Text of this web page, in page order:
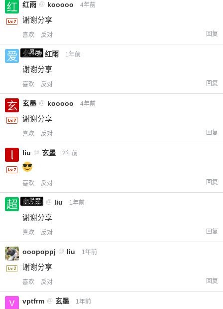
红雨 @ kooooo 4年前
谢谢分享
喜欢 反对 回复
小黑屋
爱X @ 红雨 1年前
谢谢分享
喜欢 反对 回复
玄墨 @ kooooo 4年前
谢谢分享
喜欢 反对 回复
liu @ 玄墨 2年前
喜欢 反对 回复
小黑屋
超凶的 @ liu 1年前
谢谢分享
喜欢 反对 回复
ooopoppj @ liu 1年前
谢谢分享
喜欢 反对 回复
vptfrm @ 玄墨 1年前